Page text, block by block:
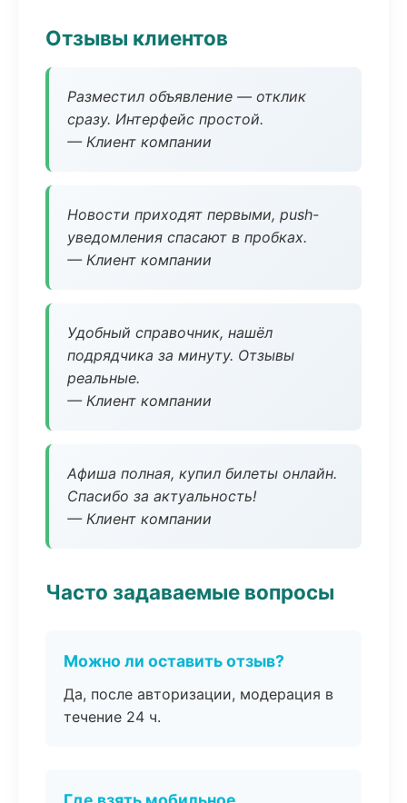
Отзывы клиентов
Разместил объявление — отклик
сразу. Интерфейс простой.
— Клиент компании
Новости приходят первыми, push-
уведомления спасают в пробках.
— Клиент компании
Удобный справочник, нашёл
подрядчика за минуту. Отзывы
реальные.
— Клиент компании
Афиша полная, купил билеты онлайн.
Спасибо за актуальность!
— Клиент компании
Часто задаваемые вопросы
Можно ли оставить отзыв?
Да, после авторизации, модерация в
течение 24 ч.